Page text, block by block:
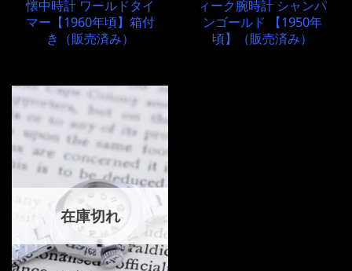
懐中時計 ワールドタイ
マー【1960年頃】箱付
き（販売済み）
ィーク腕時計 シャンパ
ンゴールド 【1950年
頃】（販売済み）
在庫切れ